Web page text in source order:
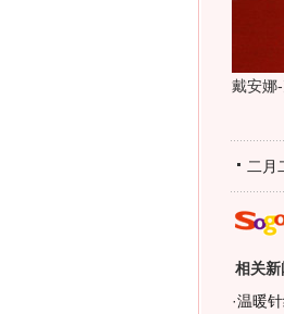
戴安娜
二月
相关新
·温暖